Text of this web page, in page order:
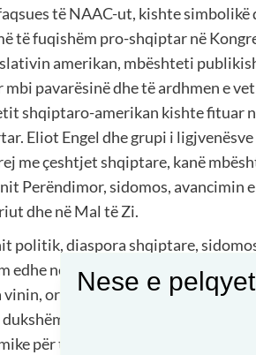
të NAAC-ut, kishte
të fuqishëm pro-shqiptar në
amerikan, mbështeti
pavarësinë dhe të ardhmen e
shqiptaro-amerikan kishte fituar
Eliot Engel dhe grupi i
me çeshtjet shqiptare, kanë
Perëndimor, sidomos, avancimin
dhe në Mal të Zi.
politik, diaspora shqiptare,
edhe në fushën ekonomike duke
vinin, origjinalisht. Investimet e
zhvillimin e zonave
për to. Në shumë raste,
Nese e